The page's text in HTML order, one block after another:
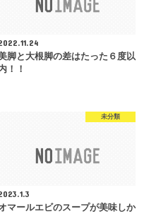
脚と大根脚の差はたった６度以
！！
未分類
マールエビのスープが美味しか